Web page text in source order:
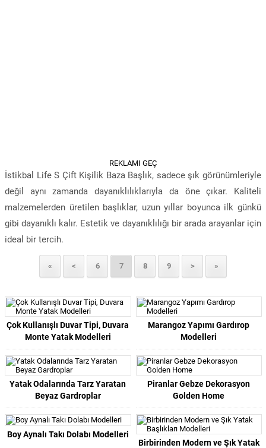
REKLAMI GEÇ
İstikbal Life S Çift Kişilik Baza Başlık, sadece şık görünümleriyle
değil aynı zamanda dayanıklılıklarıyla da öne çıkar. Kaliteli
malzemelerden üretilen başlıklar, uzun yıllar boyunca ilk günkü
gibi dayanıklı kalır. Estetik ve dayanıklılığı bir arada arayanlar için
ideal bir tercih.
« < 6 7 8 9 > »
Çok Kullanışlı Duvar Tipi, Duvara
Monte Yatak Modelleri
Marangoz Yapımı Gardırop
Modelleri
Yatak Odalarında Tarz Yaratan
Beyaz Gardroplar
Piranlar Gebze Dekorasyon
Golden Home
Boy Aynalı Takı Dolabı Modelleri
Birbirinden Modern ve Şık Yatak